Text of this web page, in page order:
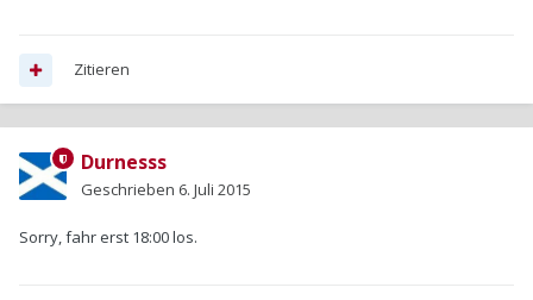
Zitieren
Durnesss
Geschrieben 6. Juli 2015
Sorry, fahr erst 18:00 los.